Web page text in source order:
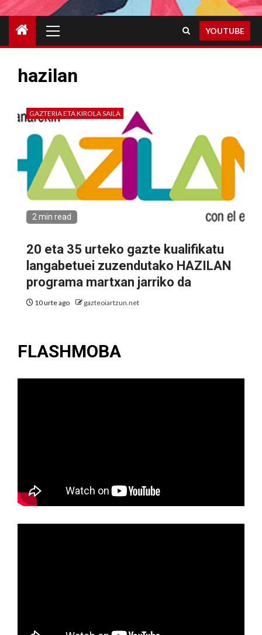
Menu
YOUTUBE
hazilan
GAZTERIA ETA KIROLA SAILA
2 min read
20 eta 35 urteko gazte kualifikatu
langabetuei zuzendutako HAZILAN
programa martxan jarriko da
10 urte ago gazteoiartzun.net
FLASHMOBA